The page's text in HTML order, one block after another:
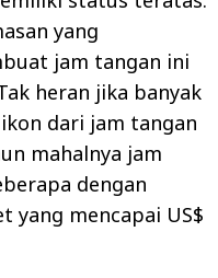
yang
jam tangan ini
heran jika banyak
dari jam tangan
mahalnya jam
dengan
yang mencapai US$